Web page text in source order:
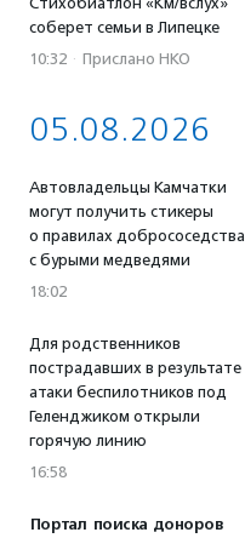
соберет семьи в Липецке
10:32 · Прислано НКО
05.08.2026
Автовладельцы Камчатки
могут получить стикеры
о правилах добрососедства
с бурыми медведями
18:02
Для родственников
пострадавших в результате
атаки беспилотников под
Геленджиком открыли
горячую линию
16:58
Портал поиска доноров